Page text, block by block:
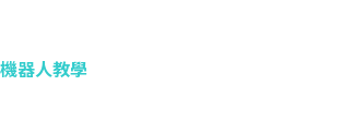
器人教學